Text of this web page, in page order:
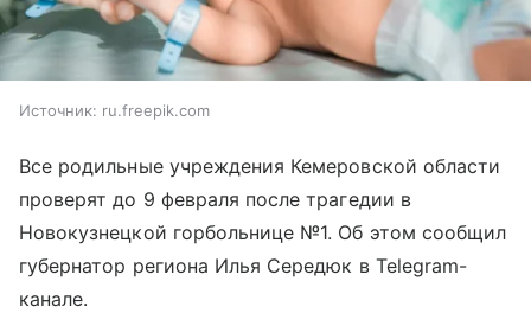
Источник: ru.freepik.com
Все родильные учреждения Кемеровской области
проверят до 9 февраля после трагедии в
Новокузнецкой горбольнице №1. Об этом сообщил
губернатор региона Илья Середюк в Telegram-
канале.